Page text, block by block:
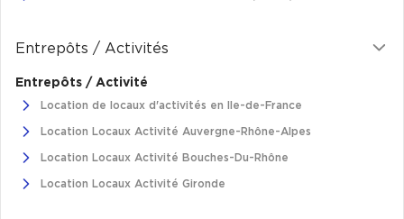
Location de Commerces à Toulouse
Location de Commerces à Reims
Achat de Commerces à Nîmes
Achat de Commerces à Toulouse
Entrepôts / Activités
Entrepôts / Activité
Location de locaux d'activités en Ile-de-France
Location Locaux Activité Auvergne-Rhône-Alpes
Location Locaux Activité Bouches-Du-Rhône
Location Locaux Activité Gironde